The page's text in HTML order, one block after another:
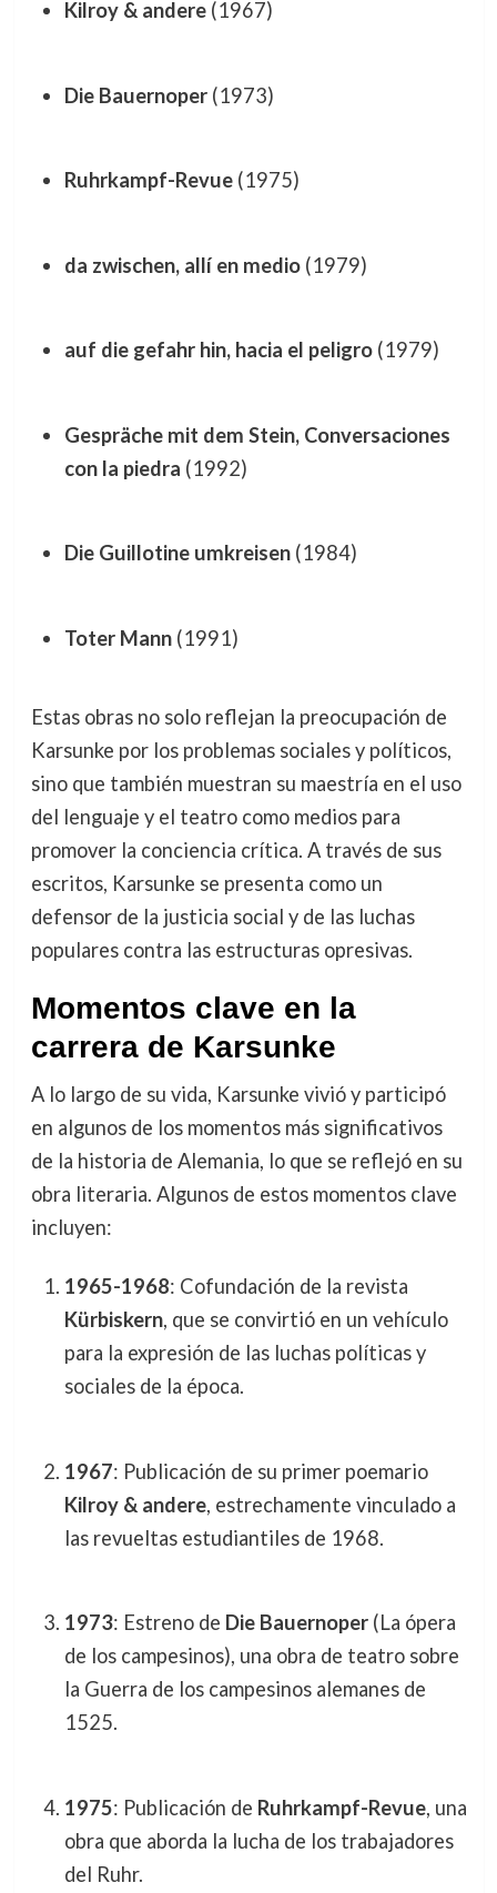
Kilroy & andere(1967)
Die Bauernoper(1973)
Ruhrkampf-Revue(1975)
da zwischen, allí en medio(1979)
auf die gefahr hin, hacia el peligro(1979)
Gespräche mit dem Stein, Conversaciones
con la piedra (1992)
Die Guillotine umkreisen(1984)
Toter Mann(1991)
Estas obras no solo reflejan la preocupación de
Karsunke por los problemas sociales y políticos,
sino que también muestran su maestría en el uso
del lenguaje y el teatro como medios para
promover la conciencia crítica. A través de sus
escritos, Karsunke se presenta como un
defensor de la justicia social y de las luchas
populares contra las estructuras opresivas.
Momentos clave en la
carrera de Karsunke
A lo largo de su vida, Karsunke vivió y participó
en algunos de los momentos más significativos
de la historia de Alemania, lo que se reflejó en su
obra literaria. Algunos de estos momentos clave
incluyen:
1965-1968: Cofundación de la revista
Kürbiskern, que se convirtió en un vehículo
para la expresión de las luchas políticas y
sociales de la época.
1967: Publicación de su primer poemario
Kilroy & andere, estrechamente vinculado a
las revueltas estudiantiles de 1968.
1973: Estreno de Die Bauernoper(La ópera
de los campesinos), una obra de teatro sobre
la Guerra de los campesinos alemanes de
1525.
1975: Publicación de Ruhrkampf-Revue, una
obra que aborda la lucha de los trabajadores
del Ruhr.